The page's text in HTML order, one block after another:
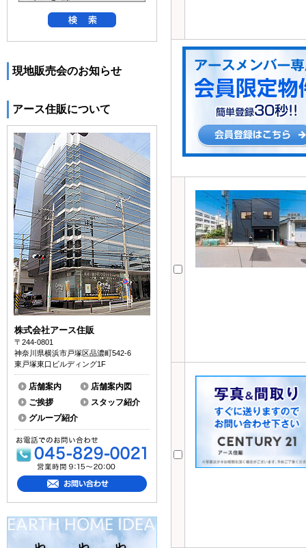
現地販売会のお知らせ
アース住販について
株式会社アース住販
〒244-0801
神奈川県横浜市戸塚区品濃町542-6
東戸塚東口ビルディング1F
店舗案内
店舗案内図
ご挨拶
スタッフ紹介
グループ紹介